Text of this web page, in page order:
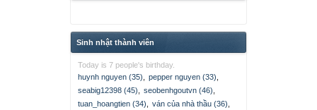
Sinh nhật thành viên
Today is 7 people's birthday.
huynh nguyen (35)
pepper nguyen (33)
seabig12398 (45)
seobenhgoutvn (46)
tuan_hoangtien (34)
ván của nhà thầu (36)